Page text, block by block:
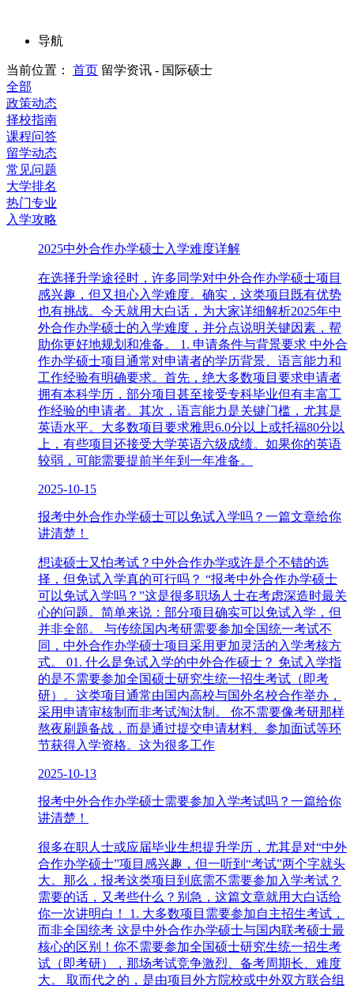
导航
当前位置： 首页 留学资讯 - 国际硕士
全部
政策动态
择校指南
课程问答
留学动态
常见问题
大学排名
热门专业
入学攻略
2025中外合作办学硕士入学难度详解
在选择升学途径时，许多同学对中外合作办学硕士项目
感兴趣，但又担心入学难度。确实，这类项目既有优势
也有挑战。今天就用大白话，为大家详细解析2025年中
外合作办学硕士的入学难度，并分点说明关键因素，帮
助你更好地规划和准备。 1. 申请条件与背景要求 中外合
作办学硕士项目通常对申请者的学历背景、语言能力和
工作经验有明确要求。首先，绝大多数项目要求申请者
拥有本科学历，部分项目甚至接受专科毕业但有丰富工
作经验的申请者。其次，语言能力是关键门槛，尤其是
英语水平。大多数项目要求雅思6.0分以上或托福80分以
上，有些项目还接受大学英语六级成绩。如果你的英语
较弱，可能需要提前半年到一年准备。
2025-10-15
报考中外合作办学硕士可以免试入学吗？一篇文章给你
讲清楚！
想读硕士又怕考试？中外合作办学或许是个不错的选
择，但免试入学真的可行吗？ “报考中外合作办学硕士
可以免试入学吗？”这是很多职场人士在考虑深造时最关
心的问题。简单来说：部分项目确实可以免试入学，但
并非全部。 与传统国内考研需要参加全国统一考试不
同，中外合作办学硕士项目采用更加灵活的入学考核方
式。 01. 什么是免试入学的中外合作硕士？ 免试入学指
的是不需要参加全国硕士研究生统一招生考试（即考
研）。这类项目通常由国内高校与国外名校合作举办，
采用申请审核制而非考试淘汰制。 你不需要像考研那样
熬夜刷题备战，而是通过提交申请材料、参加面试等环
节获得入学资格。这为很多工作
2025-10-13
报考中外合作办学硕士需要参加入学考试吗？一篇给你
讲清楚！
很多在职人士或应届毕业生想提升学历，尤其是对“中外
合作办学硕士”项目感兴趣，但一听到“考试”两个字就头
大。那么，报考这类项目到底需不需要参加入学考试？
需要的话，又考些什么？别急，这篇文章就用大白话给
你一次讲明白！ 1. 大多数项目需要参加自主招生考试，
而非全国统考 这是中外合作办学硕士与国内联考硕士最
核心的区别！你不需要参加全国硕士研究生统一招生考
试（即考研），那场考试竞争激烈、备考周期长、难度
大。 取而代之的，是由项目外方院校或中外双方联合组